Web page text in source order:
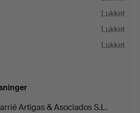
Lukket
Lukket
Lukket
Artigas & Asociados S.L.